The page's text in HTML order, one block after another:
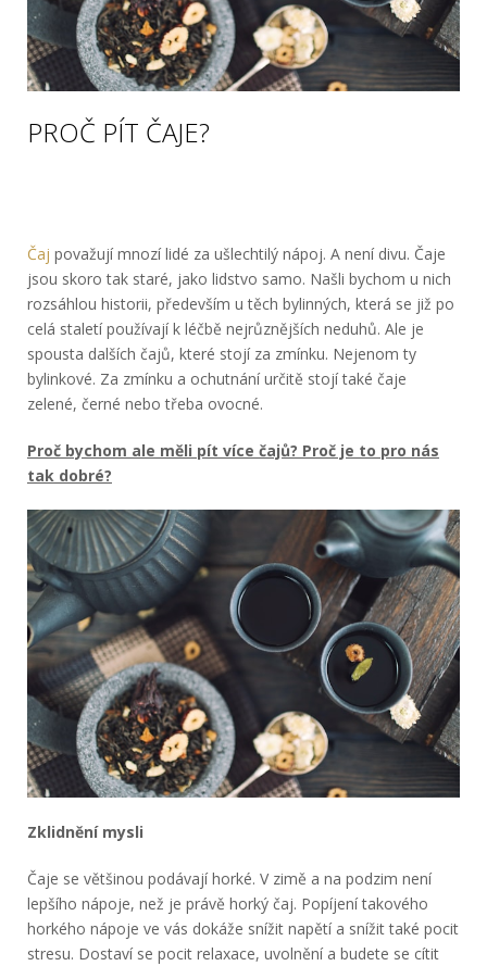
PROČ PÍT ČAJE?
Čaj považují mnozí lidé za ušlechtilý nápoj. A není divu. Čaje
jsou skoro tak staré, jako lidstvo samo. Našli bychom u nich
rozsáhlou historii, především u těch bylinných, která se již po
celá staletí používají k léčbě nejrůznějších neduhů. Ale je
spousta dalších čajů, které stojí za zmínku. Nejenom ty
bylinkové. Za zmínku a ochutnání určitě stojí také čaje
zelené, černé nebo třeba ovocné.
Proč bychom ale měli pít více čajů? Proč je to pro nás
tak dobré?
Zklidnění mysli
Čaje se většinou podávají horké. V zimě a na podzim není
lepšího nápoje, než je právě horký čaj. Popíjení takového
horkého nápoje ve vás dokáže snížit napětí a snížit také pocit
stresu. Dostaví se pocit relaxace, uvolnění a budete se cítit